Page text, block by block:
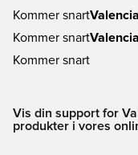
Kommer snart
Kommer snart
Kommer snart
Vis din support for
produkter i vores